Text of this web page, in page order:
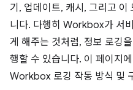
기, 업데이트, 캐시, 그리고
니다. 다행히 Workbox가 서
게 해주는 것처럼, 정보 로깅
행할 수 있습니다. 이 페이지
Workbox 로깅 작동 방식 및